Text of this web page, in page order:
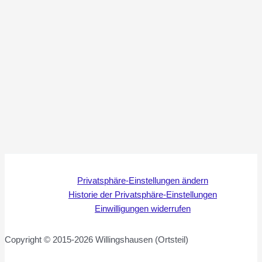
Privatsphäre-Einstellungen ändern
Historie der Privatsphäre-Einstellungen
Einwilligungen widerrufen
Copyright © 2015-2026 Willingshausen (Ortsteil)